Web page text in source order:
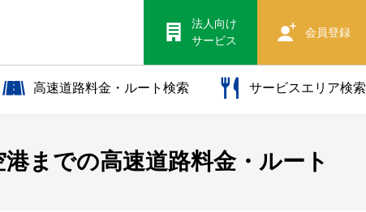
法人向け
サービス
会員登録
高速道路料金・ルート検索 サービスエリア検索
港までの高速道路料金・ルート